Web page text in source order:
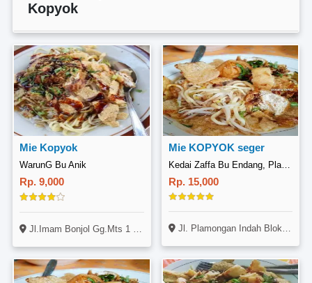
Kopyok
Mie Kopyok
WarunG Bu Anik
Rp. 9,000
Jl.Imam Bonjol Gg.Mts 1 Tegalbesar
Mie KOPYOK seger
Kedai Zaffa Bu Endang, Plamongan Indah
Rp. 15,000
Jl. Plamongan Indah Blok H (Samping Alfamart), Batursari, Mranggen